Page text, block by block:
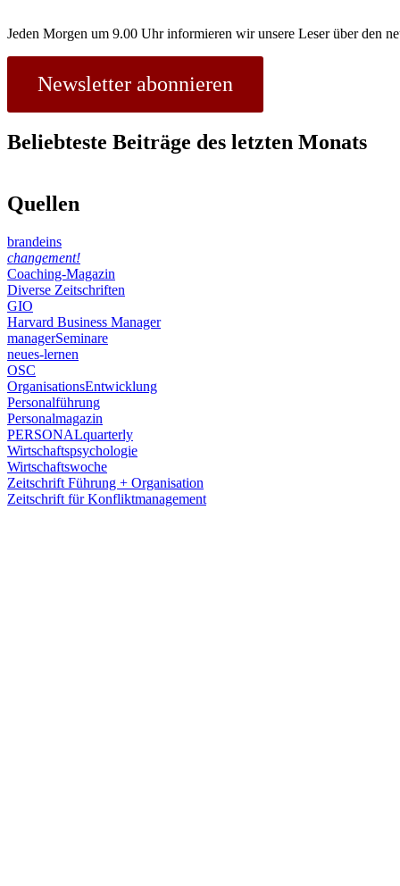
Jeden Morgen um 9.00 Uhr informieren wir unsere Leser über den
Newsletter abonnieren
Beliebteste Beiträge des letzten Monats
Quellen
brandeins
changement!
Coaching-Magazin
Diverse Zeitschriften
GIO
Harvard Business Manager
managerSeminare
neues-lernen
OSC
OrganisationsEntwicklung
Personalführung
Personalmagazin
PERSONALquarterly
Wirtschaftspsychologie
Wirtschaftswoche
Zeitschrift Führung + Organisation
Zeitschrift für Konfliktmanagement